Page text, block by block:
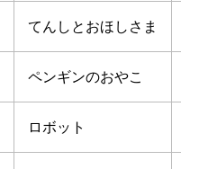
てんしとおほしさま
ペンギンのおやこ
ロボット